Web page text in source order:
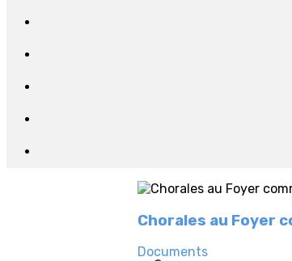
Chorales au Foyer
Documents